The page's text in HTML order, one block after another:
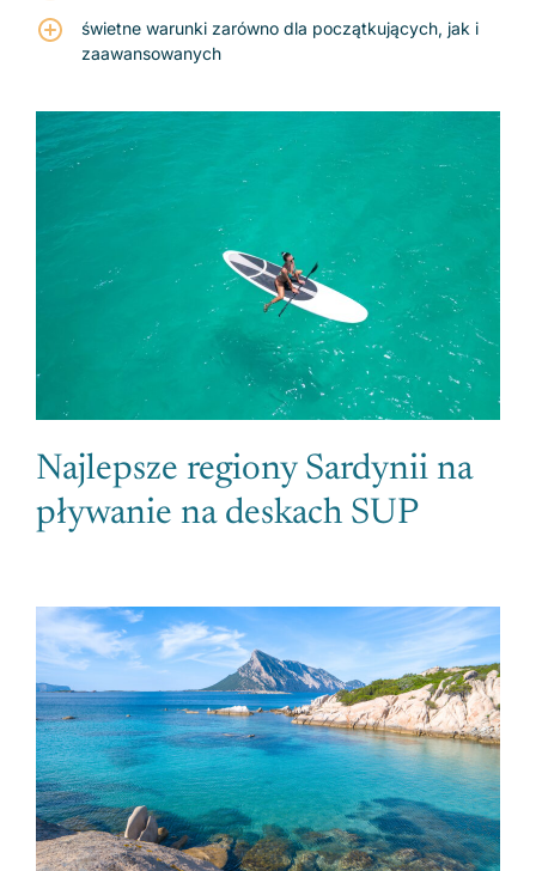
świetne warunki zarówno dla początkujących, jak i
zaawansowanych
Najlepsze regiony Sardynii na
pływanie na deskach SUP